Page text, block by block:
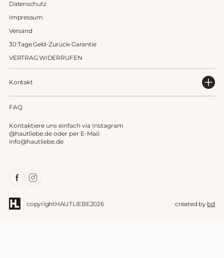
Datenschutz
Impressum
Versand
30 Tage Geld-Zurück-Garantie
VERTRAG WIDERRUFEN
Kontakt
FAQ
Kontaktiere uns einfach via Instagram
@hautliebe.de oder per E-Mail:
info@hautliebe.de
Facebook
Instagram
copyrightHAUTLIEBE2026 created by bd